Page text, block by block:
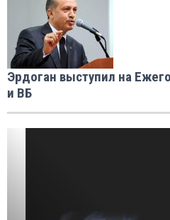
Эрдоган выступил на
и ВБ